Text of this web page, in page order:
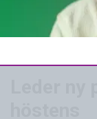
Leder